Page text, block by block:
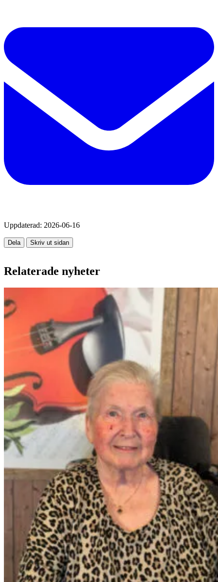
Uppdaterad: 2026-06-16
Dela Skriv ut sidan
Relaterade nyheter